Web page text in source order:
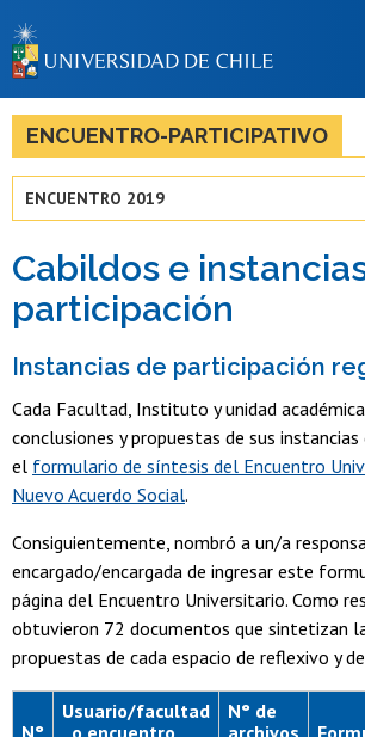
BIBLIOTECAS
LA UNIVERSIDAD
Estudiantes
Académicas/os
Funcionarias/os
Egresadas/os
ENCUENTRO-PARTICIPATIVO
ENCUENTRO 2019
Cabildos e
participación
Instancias de participación
Cada Facultad, Instituto y unidad
conclusiones y propuestas de sus
el formulario de síntesis del Encuentro
Nuevo Acuerdo Social.
Consiguientemente, nombró a un/a
encargado/encargada de ingresar este
página del Encuentro Universitario. Como
obtuvieron 72 documentos que sintetizan
propuestas de cada espacio de reflexivo y
Usuario/facultad
N° de